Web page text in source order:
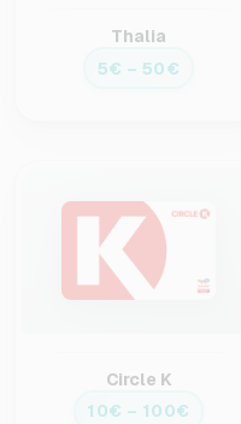
Thalia
5€ – 50€
Circle K
10€ – 100€